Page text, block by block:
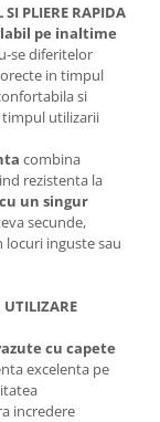
PLIERE RAPIDA
pe inaltime
se diferitelor
in timpul
si
timpul utilizarii
combina
rezistenta la
un singur
secunde,
inguste sau
UTILIZARE
cu capete
excelenta pe
incredere